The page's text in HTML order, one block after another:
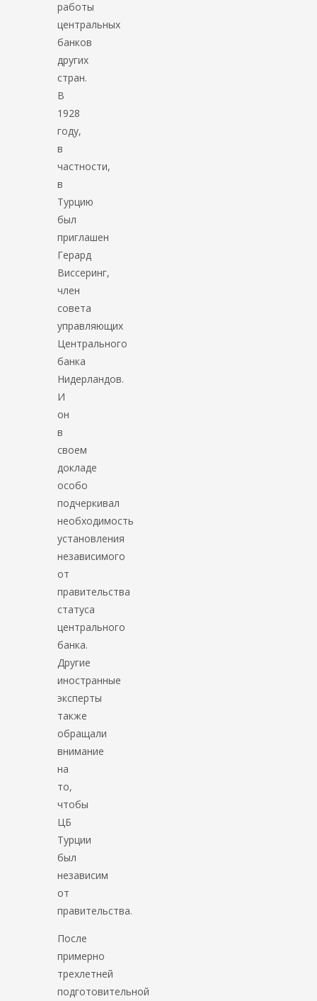
работы
центральных
банков
других
стран.
В
1928
году,
в
частности,
в
Турцию
был
приглашен
Герард
Виссеринг,
член
совета
управляющих
Центрального
банка
Нидерландов.
И
он
в
своем
докладе
особо
подчеркивал
необходимость
установления
независимого
от
правительства
статуса
центрального
банка.
Другие
иностранные
эксперты
также
обращали
внимание
на
то,
чтобы
ЦБ
Турции
был
независим
от
правительства.
После
примерно
трехлетней
подготовительной